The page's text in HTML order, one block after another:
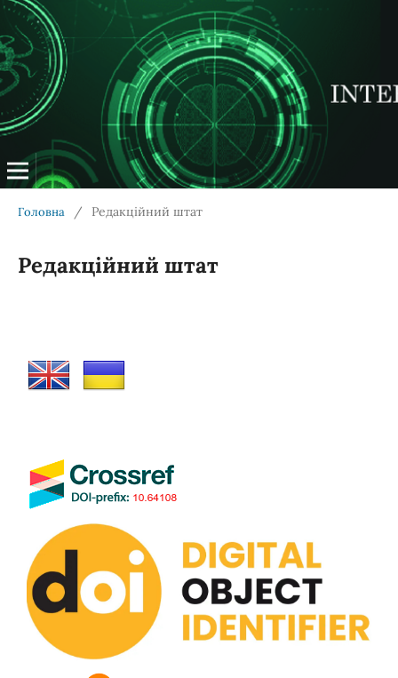
Головна / Редакційний штат
Редакційний штат